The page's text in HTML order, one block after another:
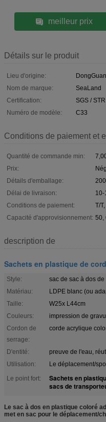
meilleur prix
Détails sur le produit
Lieu d'origine:
Nom de marque:
SeaLand
Certification:
SGS /
Numéro de modèle:
C33
Conditions de paiement et
Quantité de commande min:
Prix:
Détails d'emballage:
Délai de livraison:
10-
Conditions de paiement:
T/
Capacité d'approvisionnement: 50,
description de
Sachets en plastique de
Style:
sac de sac à dos de
Matériau:
LDPE blanc (ou
Taille:
W25x L44cm
Couleurs:
impression de
Cordon de
serrage:
corde acrylique
D'entité:
preuve de l'eau,
Utilisation:
Le déplacement/
Le point fort:
Sachets en
sacs de
Le sac à dos en plastique coloré
met en sac pour le déplacement/